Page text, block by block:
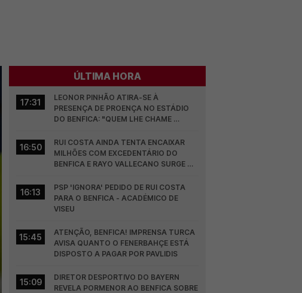
ÚLTIMA HORA
17:31
LEONOR PINHÃO ATIRA-SE À
PRESENÇA DE PROENÇA NO ESTÁDIO
DO BENFICA: "QUEM LHE CHAME
16:50
RUI COSTA AINDA TENTA ENCAIXAR
MILHÕES COM EXCEDENTÁRIO DO
BENFICA E RAYO VALLECANO SURGE NA
16:13
PSP 'IGNORA' PEDIDO DE RUI COSTA
PARA O BENFICA - ACADÉMICO DE
VISEU
15:45
ATENÇÃO, BENFICA! IMPRENSA TURCA
AVISA QUANTO O FENERBAHÇE ESTÁ
DISPOSTO A PAGAR POR PAVLIDIS
15:09
DIRETOR DESPORTIVO DO BAYERN
REVELA PORMENOR AO BENFICA SOBRE